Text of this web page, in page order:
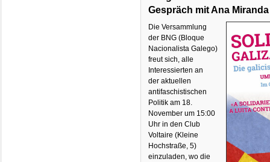
Gespräch mit Ana Miranda
Die Versammlung
der BNG (Bloque
Nacionalista Galego)
freut sich, alle
Interessierten an
der aktuellen
antifaschistischen
Politik am 18.
November um 15:00
Uhr in den Club
Voltaire (Kleine
Hochstraße, 5)
einzuladen, wo die